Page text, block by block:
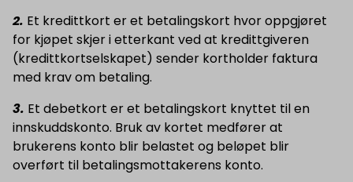
2. Et kredittkort er et betalingskort hvor oppgjøret
for kjøpet skjer i etterkant ved at kredittgiveren
(kredittkortselskapet) sender kortholder faktura
med krav om betaling.
3. Et debetkort er et betalingskort knyttet til en
innskuddskonto. Bruk av kortet medfører at
brukerens konto blir belastet og beløpet blir
overført til betalingsmottakerens konto.